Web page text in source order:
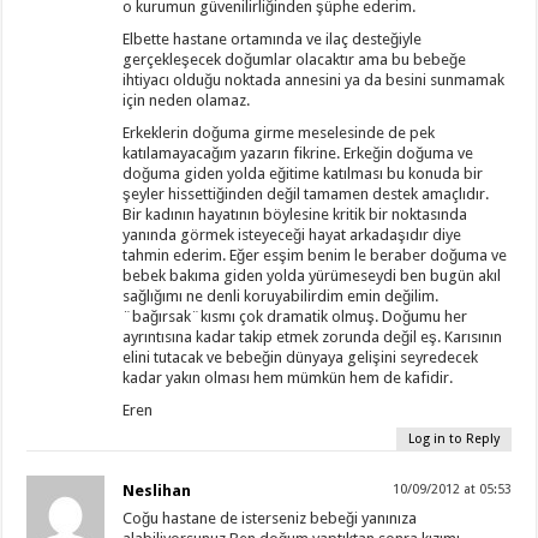
o kurumun güvenilirliğinden şüphe ederim.
Elbette hastane ortamında ve ilaç desteğiyle
gerçekleşecek doğumlar olacaktır ama bu bebeğe
ihtiyacı olduğu noktada annesini ya da besini sunmamak
için neden olamaz.
Erkeklerin doğuma girme meselesinde de pek
katılamayacağım yazarın fikrine. Erkeğin doğuma ve
doğuma giden yolda eğitime katılması bu konuda bir
şeyler hissettiğinden değil tamamen destek amaçlıdır.
Bir kadının hayatının böylesine kritik bir noktasında
yanında görmek isteyeceği hayat arkadaşıdır diye
tahmin ederim. Eğer esşim benim le beraber doğuma ve
bebek bakıma giden yolda yürümeseydi ben bugün akıl
sağlığımı ne denli koruyabilirdim emin değilim.
¨bağırsak¨kısmı çok dramatik olmuş. Doğumu her
ayrıntısına kadar takip etmek zorunda değil eş. Karısının
elini tutacak ve bebeğin dünyaya gelişini seyredecek
kadar yakın olması hem mümkün hem de kafidir.
Eren
Log in to Reply
Neslihan 10/09/2012 at 05:53
Coğu hastane de isterseniz bebeği yanınıza